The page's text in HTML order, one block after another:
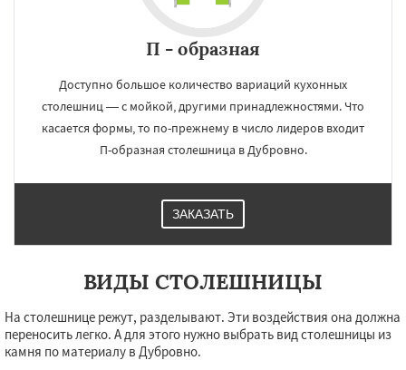
П - образная
Доступно большое количество вариаций кухонных
столешниц — с мойкой, другими принадлежностями. Что
касается формы, то по-прежнему в число лидеров входит
П-образная столешница в Дубровно.
ЗАКАЗАТЬ
ВИДЫ СТОЛЕШНИЦЫ
На столешнице режут, разделывают. Эти воздействия она должна
переносить легко. А для этого нужно выбрать вид столешницы из
камня по материалу в Дубровно.